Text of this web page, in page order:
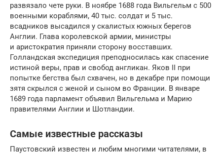
развязало чете руки. В ноябре 1688 года Вильгельм с 500
военными кораблями, 40 тыс. солдат и 5 тыс.
всадников высадился у скалистых южных берегов
Англии. Глава королевской армии, министры
и аристократия приняли сторону восставших.
Голландская экспедиция преподносилась как спасение
истиной веры, прав и свобод англикан. Яков II при
попытке бегства был схвачен, но в декабре при помощи
зятя скрылся с женой и сыном во Франции. В январе
1689 года парламент объявил Вильгельма и Марию
правителями Англии и Шотландии.
Самые известные рассказы
Паустовский известен и любим многими читателями, в